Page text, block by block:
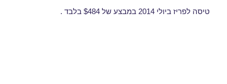
טיסה לפריז ביולי 2014 במבצע של $484 בלבד .